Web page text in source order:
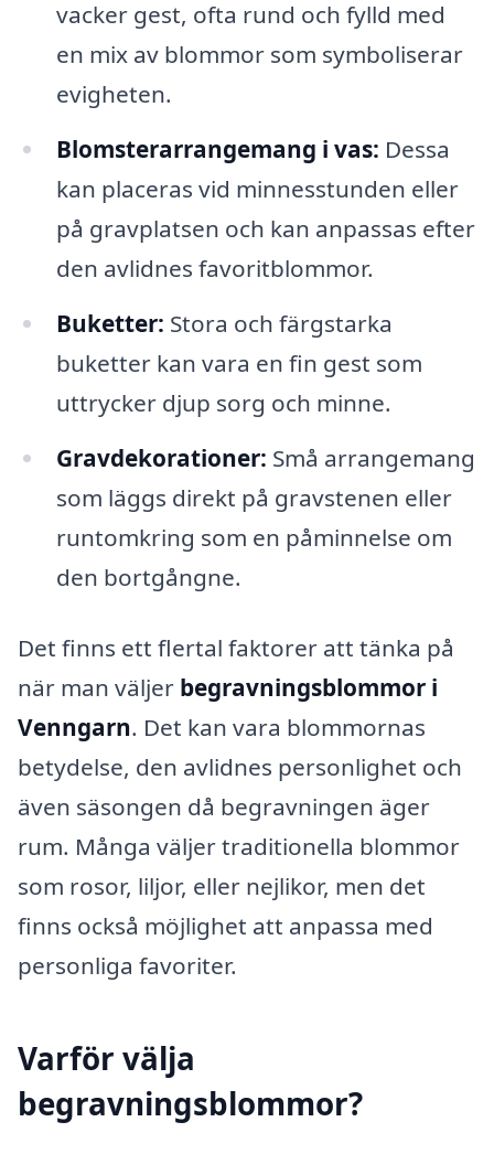
vacker gest, ofta rund och fylld med
en mix av blommor som symboliserar
evigheten.
Blomsterarrangemang i vas: Dessa
kan placeras vid minnesstunden eller
på gravplatsen och kan anpassas efter
den avlidnes favoritblommor.
Buketter: Stora och färgstarka
buketter kan vara en fin gest som
uttrycker djup sorg och minne.
Gravdekorationer: Små arrangemang
som läggs direkt på gravstenen eller
runtomkring som en påminnelse om
den bortgångne.
Det finns ett flertal faktorer att tänka på
när man väljer begravningsblommor i
Venngarn. Det kan vara blommornas
betydelse, den avlidnes personlighet och
även säsongen då begravningen äger
rum. Många väljer traditionella blommor
som rosor, liljor, eller nejlikor, men det
finns också möjlighet att anpassa med
personliga favoriter.
Varför välja
begravningsblommor?